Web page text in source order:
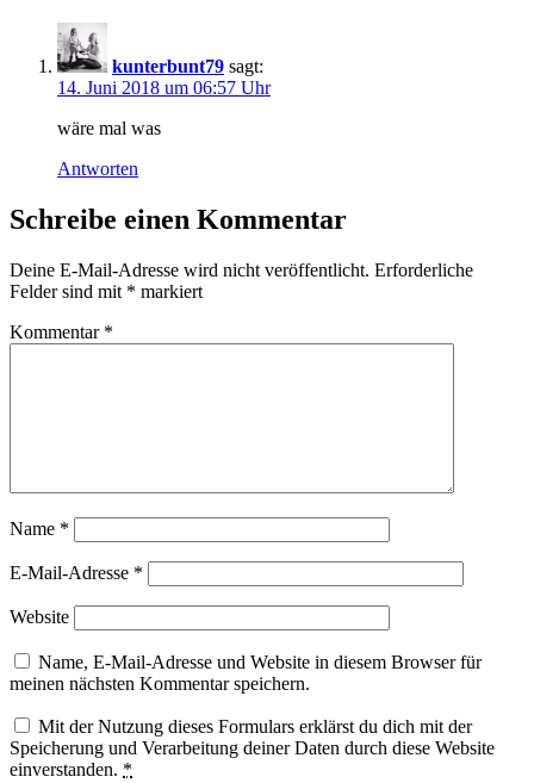
kunterbunt79 sagt:
14. Juni 2018 um 06:57 Uhr
wäre mal was
Antworten
Schreibe einen Kommentar
Deine E-Mail-Adresse wird nicht veröffentlicht. Erforderliche
Felder sind mit * markiert
Kommentar *
Name *
E-Mail-Adresse *
Website
Name, E-Mail-Adresse und Website in diesem Browser für
meinen nächsten Kommentar speichern.
Mit der Nutzung dieses Formulars erklärst du dich mit der
Speicherung und Verarbeitung deiner Daten durch diese Website
einverstanden. *